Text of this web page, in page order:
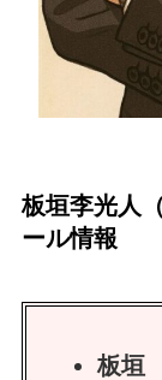
板垣李光人
ール情報
板垣